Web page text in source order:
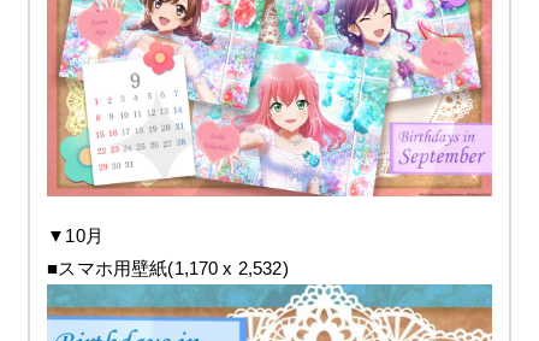
▼10月
■スマホ用壁紙(1,170 x 2,532)